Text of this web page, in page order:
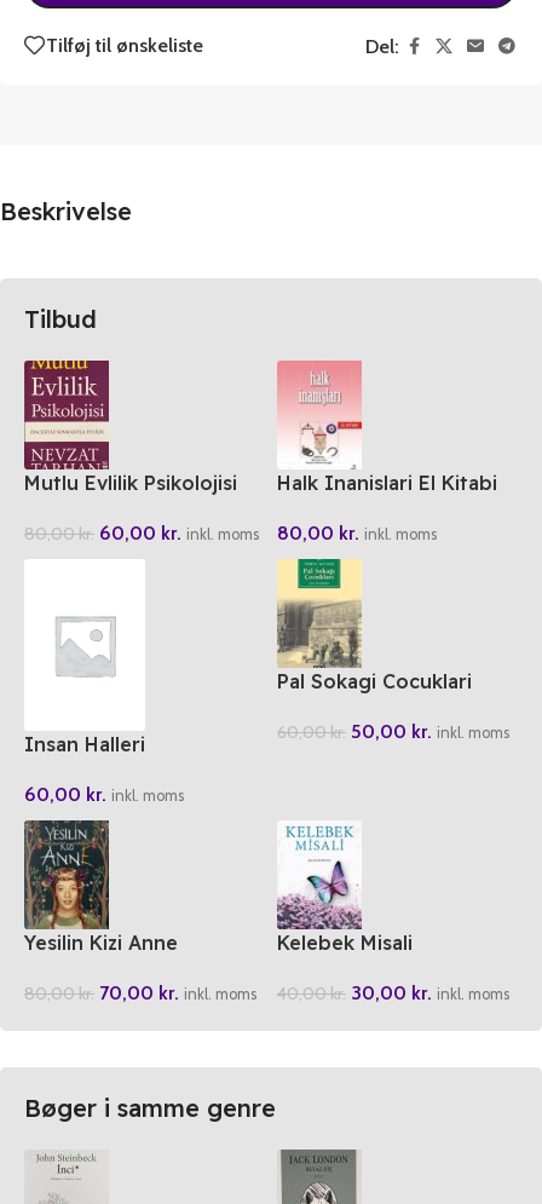
Tilføj til ønskeliste Del:
Beskrivelse
Tilbud
Mutlu Evlilik Psikolojisi
80,00kr. 60,00 kr. inkl. moms
Halk Inanislari El Kitabi
80,00 kr. inkl. moms
Insan Halleri
60,00 kr. inkl. moms
Pal Sokagi Cocuklari
60,00kr. 50,00 kr. inkl. moms
Yesilin Kizi Anne
80,00kr. 70,00 kr. inkl. moms
Kelebek Misali
40,00kr. 30,00 kr. inkl. moms
Bøger i samme genre